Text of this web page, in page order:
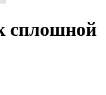
сплошной